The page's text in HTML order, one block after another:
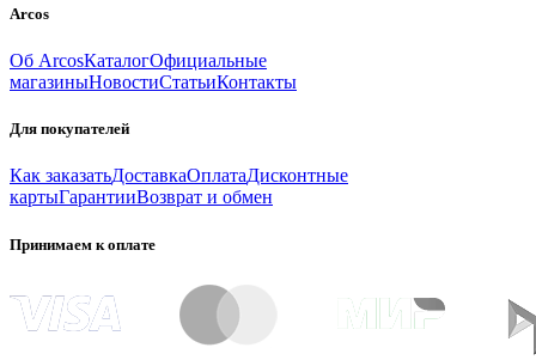
Arcos
Об ArcosКаталогОфициальные
магазиныНовостиСтатьиКонтакты
Для покупателей
Как заказатьДоставкаОплатаДисконтные
картыГарантииВозврат и обмен
Принимаем к оплате